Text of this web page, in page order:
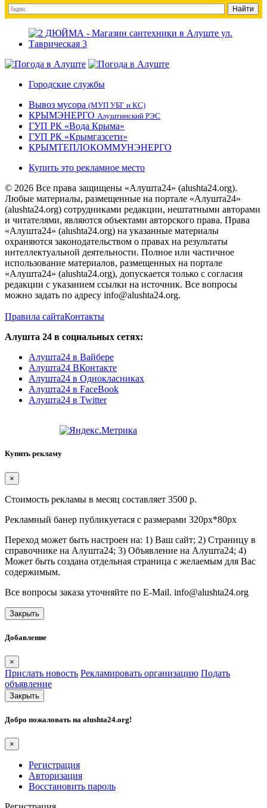
Городские службы
Вывоз мусора (МУП УБГ и КС)
КРЫМЭНЕРГО Алуштинский РЭС
ГУП РК «Вода Крыма»
ГУП РК «Крымгазсети»
КРЫМТЕПЛОКОММУНЭНЕРГО
Купить это рекламное место
© 2026 Все права защищены «Алушта24» (alushta24.org).
Любые материалы, размещенные на портале «Алушта24»
(alushta24.org) сотрудниками редакции, нештатными авторами
и читателями, являются объектами авторского права. Права
«Алушта24» (alushta24.org) на указанные материалы
охраняются законодательством о правах на результаты
интеллектуальной деятельности. Полное или частичное
использование материалов, размещенных на портале
«Алушта24» (alushta24.org), допускается только с согласия
редакции с указанием ссылки на источник. Все вопросы
можно задать по адресу info@alushta24.org.
Правила сайтаКонтакты
Алушта 24 в социальных сетях:
Алушта24 в Вайбере
Алушта24 ВКонтакте
Алушта24 в Однокласниках
Алушта24 в FaceBook
Алушта24 в Twitter
Купить рекламу
×
Стоимость рекламы в месяц составляет 3500 р.
Рекламный банер публикуетася с размерами 320px*80px
Переход может быть настроен на: 1) Ваш сайт; 2) Страницу в
справочнике на Алушта24; 3) Объявление на Алушта24; 4)
Может быть создана отдельная страница с желаемым для Вас
содержимым.
Все вопросы заказа уточняйте по E-Mail. info@alushta24.org
Закрыть
Добавление
×
Прислать новость Рекламировать организацию Подать
объявление
Закрыть
Добро пожаловать на alushta24.org!
×
Регистрация
Авторизация
Восстановить пароль